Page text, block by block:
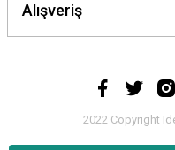
Alışveriş
2022 Copyright